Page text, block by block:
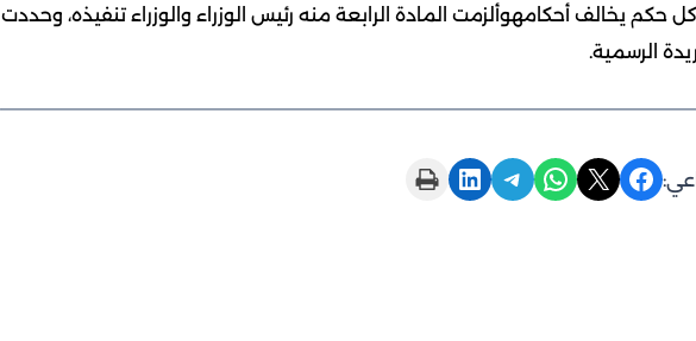
حكم يخالف أحكامهوألزمت المادة الرابعة منه رئيس الوزراء والوزراء تنفيذه، وحددت
الرسمية.
Share on Facebook
Share on X
Share on WhatsApp
Share on Telegram
Share on LinkedIn
Print this Page